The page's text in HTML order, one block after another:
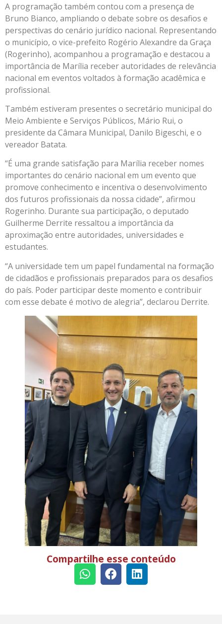
A programação também contou com a presença de
Bruno Bianco, ampliando o debate sobre os desafios e
perspectivas do cenário jurídico nacional. Representando
o município, o vice-prefeito Rogério Alexandre da Graça
(Rogerinho), acompanhou a programação e destacou a
importância de Marília receber autoridades de relevância
nacional em eventos voltados à formação acadêmica e
profissional.
Também estiveram presentes o secretário municipal do
Meio Ambiente e Serviços Públicos, Mário Rui, o
presidente da Câmara Municipal, Danilo Bigeschi, e o
vereador Batata.
“É uma grande satisfação para Marília receber nomes
importantes do cenário nacional em um evento que
promove conhecimento e incentiva o desenvolvimento
dos futuros profissionais da nossa cidade”, afirmou
Rogerinho. Durante sua participação, o deputado
Guilherme Derrite ressaltou a importância da
aproximação entre autoridades, universidades e
estudantes.
“A universidade tem um papel fundamental na formação
de cidadãos e profissionais preparados para os desafios
do país. Poder participar deste momento e contribuir
com esse debate é motivo de alegria”, declarou Derrite.
Compartilhe esse conteúdo